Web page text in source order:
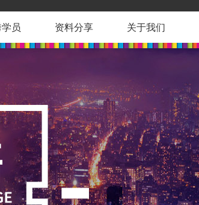
员 资料分享 关于我们